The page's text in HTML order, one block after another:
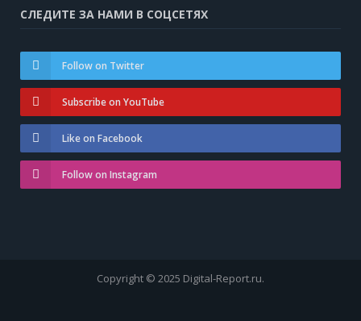
СЛЕДИТЕ ЗА НАМИ В СОЦСЕТЯХ
Follow on Twitter
Subscribe on YouTube
Like on Facebook
Follow on Instagram
Copyright © 2025 Digital-Report.ru.